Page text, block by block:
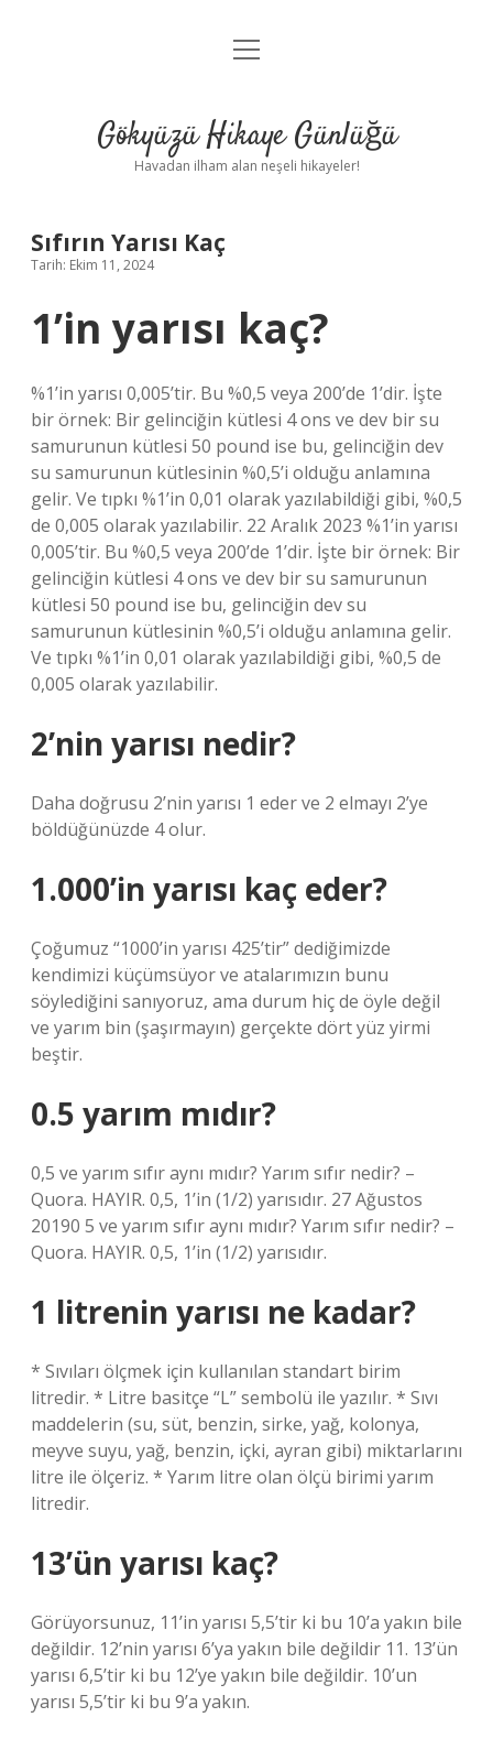
Anasayfa
Yasal Uyarı
menüyü
Gökyüzü Hikaye Günlüğü
Havadan ilham alan neşeli hikayeler!
Sıfırın Yarısı Kaç
Tarih: Ekim 11, 2024
1’in yarısı kaç?
%1’in yarısı 0,005’tir. Bu %0,5 veya 200’de 1’dir. İşte
bir örnek: Bir gelinciğin kütlesi 4 ons ve dev bir su
samurunun kütlesi 50 pound ise bu, gelinciğin dev
su samurunun kütlesinin %0,5’i olduğu anlamına
gelir. Ve tıpkı %1’in 0,01 olarak yazılabildiği gibi, %0,5
de 0,005 olarak yazılabilir. 22 Aralık 2023 %1’in yarısı
0,005’tir. Bu %0,5 veya 200’de 1’dir. İşte bir örnek: Bir
gelinciğin kütlesi 4 ons ve dev bir su samurunun
kütlesi 50 pound ise bu, gelinciğin dev su
samurunun kütlesinin %0,5’i olduğu anlamına gelir.
Ve tıpkı %1’in 0,01 olarak yazılabildiği gibi, %0,5 de
0,005 olarak yazılabilir.
2’nin yarısı nedir?
Daha doğrusu 2’nin yarısı 1 eder ve 2 elmayı 2’ye
böldüğünüzde 4 olur.
1.000’in yarısı kaç eder?
Çoğumuz “1000’in yarısı 425’tir” dediğimizde
kendimizi küçümsüyor ve atalarımızın bunu
söylediğini sanıyoruz, ama durum hiç de öyle değil
ve yarım bin (şaşırmayın) gerçekte dört yüz yirmi
beştir.
0.5 yarım mıdır?
0,5 ve yarım sıfır aynı mıdır? Yarım sıfır nedir? –
Quora. HAYIR. 0,5, 1’in (1/2) yarısıdır. 27 Ağustos
20190 5 ve yarım sıfır aynı mıdır? Yarım sıfır nedir? –
Quora. HAYIR. 0,5, 1’in (1/2) yarısıdır.
1 litrenin yarısı ne kadar?
* Sıvıları ölçmek için kullanılan standart birim
litredir. * Litre basitçe “L” sembolü ile yazılır. * Sıvı
maddelerin (su, süt, benzin, sirke, yağ, kolonya,
meyve suyu, yağ, benzin, içki, ayran gibi) miktarlarını
litre ile ölçeriz. * Yarım litre olan ölçü birimi yarım
litredir.
13’ün yarısı kaç?
Görüyorsunuz, 11’in yarısı 5,5’tir ki bu 10’a yakın bile
değildir. 12’nin yarısı 6’ya yakın bile değildir 11. 13’ün
yarısı 6,5’tir ki bu 12’ye yakın bile değildir. 10’un
yarısı 5,5’tir ki bu 9’a yakın.